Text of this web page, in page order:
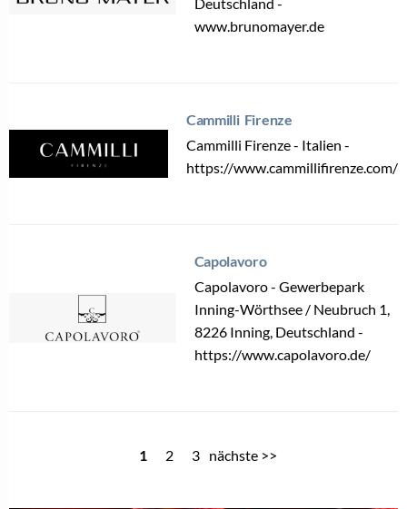
www.brunomayer.de
Cammilli Firenze
Cammilli Firenze - Italien -
https://www.cammillifirenze.com/
Capolavoro
Capolavoro - Gewerbepark
Inning-Wörthsee / Neubruch 1,
8226 Inning, Deutschland -
https://www.capolavoro.de/
1 2 3 nächste >>